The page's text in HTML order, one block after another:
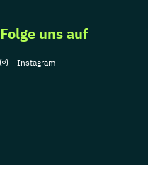
Folge uns auf
Instagram